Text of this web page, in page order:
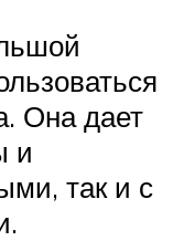
Она дает
и
так и с